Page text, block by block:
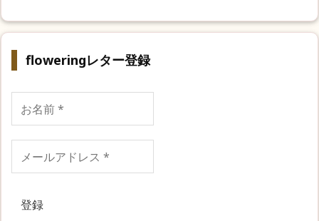
floweringレター登録
名
前
ル
ド